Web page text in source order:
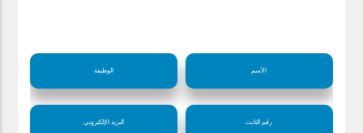
الأسم الوظيفة
رقم الثابت البريد الإلكتروني